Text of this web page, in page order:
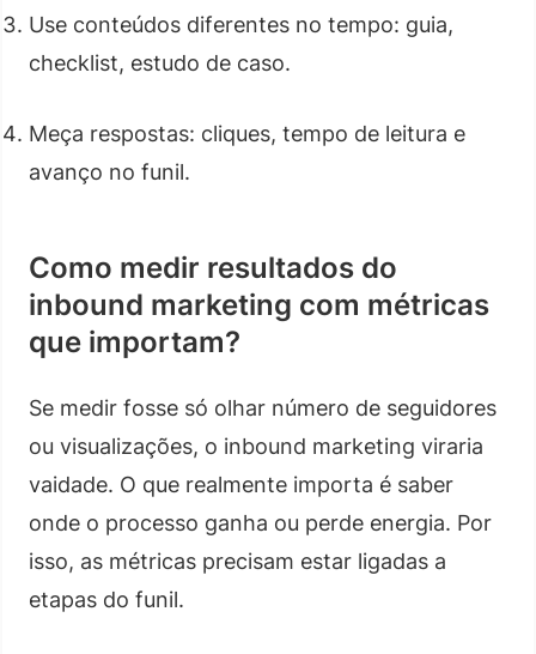
Use conteúdos diferentes no tempo: guia,
checklist, estudo de caso.
Meça respostas: cliques, tempo de leitura e
avanço no funil.
Como medir resultados do
inbound marketing com métricas
que importam?
Se medir fosse só olhar número de seguidores
ou visualizações, o inbound marketing viraria
vaidade. O que realmente importa é saber
onde o processo ganha ou perde energia. Por
isso, as métricas precisam estar ligadas a
etapas do funil.